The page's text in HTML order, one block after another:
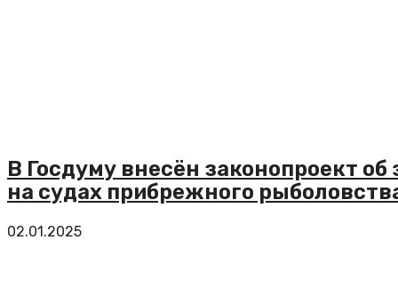
В Госдуму внесён законопроект
на судах прибрежного
02.01.2025